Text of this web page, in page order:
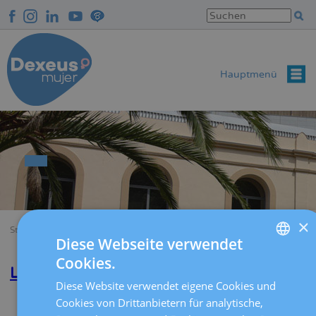
zum
Inhalt
Hauptmenü
Breadcrumb
Startseite
Lisette J. Aché Cabrera
Weiterlesen über
Lisette
CATALÀ
×
Diese Webseite verwendet
Cookies.
Diese Website verwendet eigene Cookies und
Cookies von Drittanbietern für analytische,